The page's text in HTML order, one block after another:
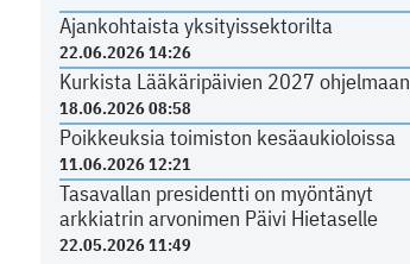
Ajankohtaista yksityissektorilta
22.06.2026 14:26
Kurkista Lääkäripäivien 2027 ohjelmaan
18.06.2026 08:58
Poikkeuksia toimiston kesäaukioloissa
11.06.2026 12:21
Tasavallan presidentti on myöntänyt
arkkiatrin arvonimen Päivi Hietaselle
22.05.2026 11:49